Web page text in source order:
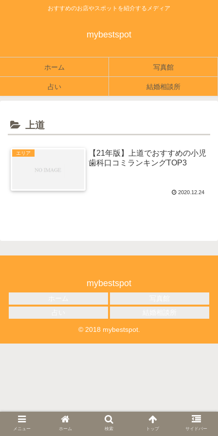
おすすめのお店やスポットを紹介するメディア
mybestspot
ホーム 写真館
占い 結婚相談所
上道
エリア
【21年版】上道でおすすめの小児
歯科口コミランキングTOP3
2020.12.24
mybestspot
© 2018 mybestspot.
メニュー ホーム 検索 トップ サイドバー